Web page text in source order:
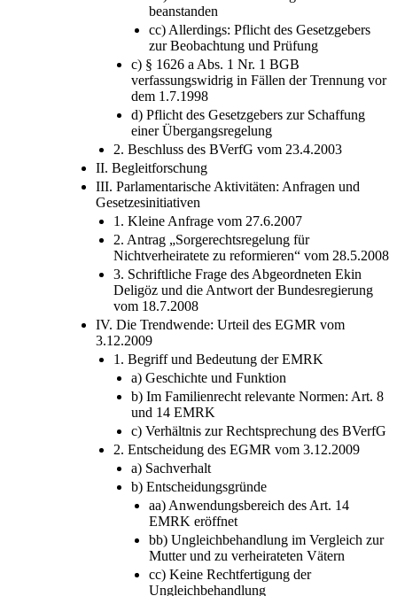
verfassungsrechtlich nicht zu beanstanden
bb) Annahme des Gesetzgebers nicht zu
beanstanden
cc) Allerdings: Pflicht des Gesetzgebers
zur Beobachtung und Prüfung
c) § 1626 a Abs. 1 Nr. 1 BGB
verfassungswidrig in Fällen der Trennung vor
dem 1.7.1998
d) Pflicht des Gesetzgebers zur Schaffung
einer Übergangsregelung
2. Beschluss des BVerfG vom 23.4.2003
II. Begleitforschung
III. Parlamentarische Aktivitäten: Anfragen und
Gesetzesinitiativen
1. Kleine Anfrage vom 27.6.2007
2. Antrag „Sorgerechtsregelung für
Nichtverheiratete zu reformieren“ vom 28.5.2008
3. Schriftliche Frage des Abgeordneten Ekin
Deligöz und die Antwort der Bundesregierung
vom 18.7.2008
IV. Die Trendwende: Urteil des EGMR vom
3.12.2009
1. Begriff und Bedeutung der EMRK
a) Geschichte und Funktion
b) Im Familienrecht relevante Normen: Art. 8
und 14 EMRK
c) Verhältnis zur Rechtsprechung des BVerfG
2. Entscheidung des EGMR vom 3.12.2009
a) Sachverhalt
b) Entscheidungsgründe
aa) Anwendungsbereich des Art. 14
EMRK eröffnet
bb) Ungleichbehandlung im Vergleich zur
Mutter und zu verheirateten Vätern